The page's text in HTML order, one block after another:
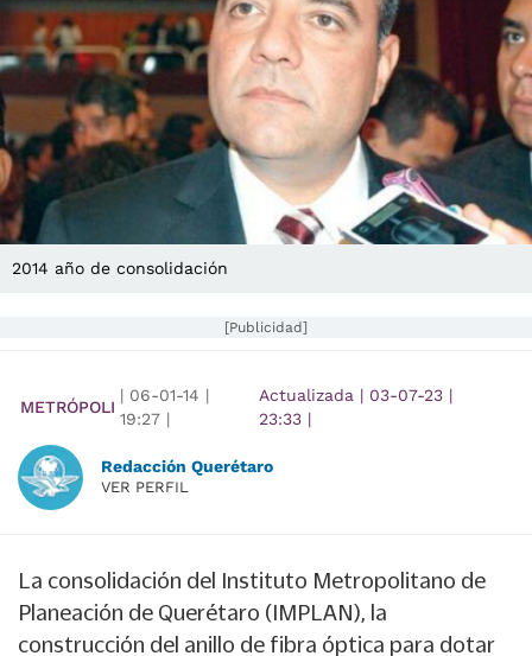
2014 año de consolidación
[Publicidad]
METRÓPOLI
| 06-01-14 |
19:27 |
Actualizada | 03-07-23 |
23:33|
Redacción Querétaro
VER PERFIL
La consolidación del Instituto Metropolitano de
Planeación de Querétaro (IMPLAN), la
construcción del anillo de fibra óptica para dotar